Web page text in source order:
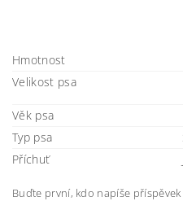
Hmotnost
Velikost psa
Věk psa
Typ psa
Příchuť
Buďte první, kdo napíše